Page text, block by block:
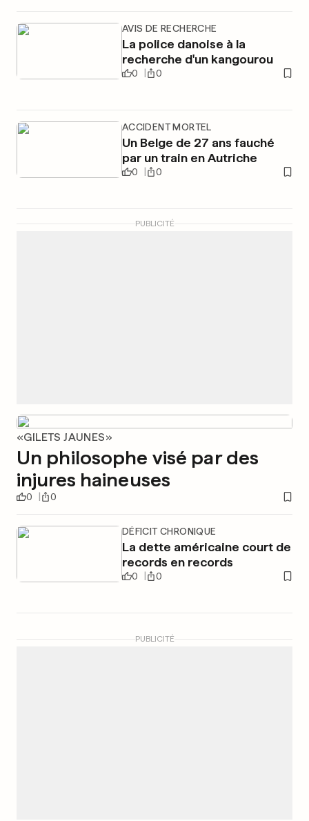
AVIS DE RECHERCHE
La police danoise à la
recherche d'un kangourou
0 0
ACCIDENT MORTEL
Un Belge de 27 ans fauché
par un train en Autriche
0 0
PUBLICITÉ
«GILETS JAUNES»
Un philosophe visé par des
injures haineuses
0 0
DÉFICIT CHRONIQUE
La dette américaine court de
records en records
0 0
PUBLICITÉ